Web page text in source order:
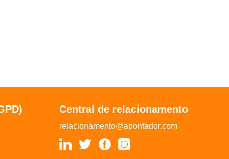
Central de relacionamento
relacionamento@apontador.com